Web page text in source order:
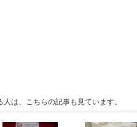
は、こちらの記事も見ています。